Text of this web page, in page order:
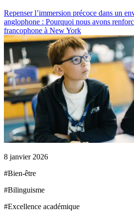
Repenser l’immersion précoce dans un
anglophone : Pourquoi nous avons
francophone à New York
8 janvier 2026
#Bien-être
#Bilinguisme
#Excellence académique